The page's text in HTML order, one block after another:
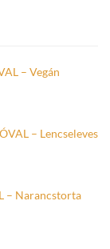
– Vegán
– Lencseleves
– Narancstorta